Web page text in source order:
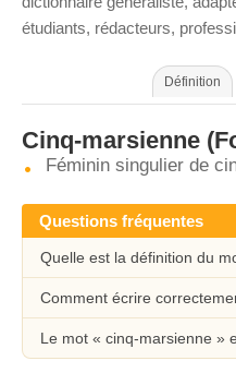
étudiants, rédacteurs,
Définition
Cinq-marsienne
Féminin singulier de
Questions fréquentes
Quelle est la définition du
Comment écrire
Le mot « cinq-marsienne »